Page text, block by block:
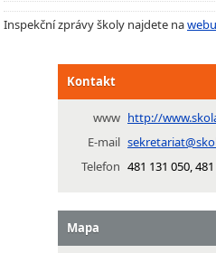
Inspekční zprávy školy najdete na
Kontakt
www http://
E-mail
Telefon 481 131 050,
Mapa